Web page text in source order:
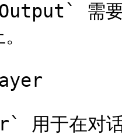
需
用于在对